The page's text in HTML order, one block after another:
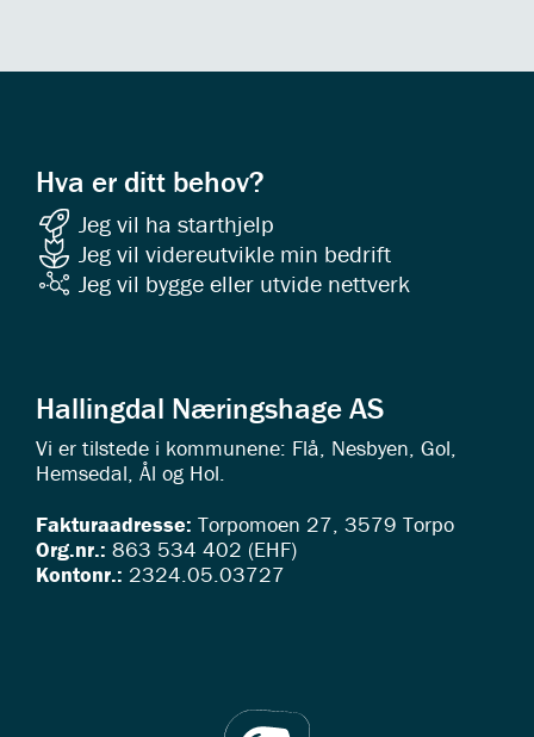
Hva er ditt behov?
Jeg vil ha starthjelp
Jeg vil videreutvikle min bedrift
Jeg vil bygge eller utvide nettverk
Hallingdal Næringshage AS
Vi er tilstede i kommunene: Flå, Nesbyen, Gol,
Hemsedal, Ål og Hol.
Fakturaadresse: Torpomoen 27, 3579 Torpo
Org.nr.: 863 534 402 (EHF)
Kontonr.: 2324.05.03727